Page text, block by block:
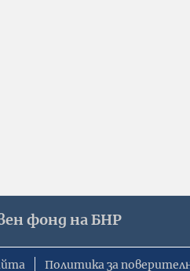
фонд на БНР
Политика за